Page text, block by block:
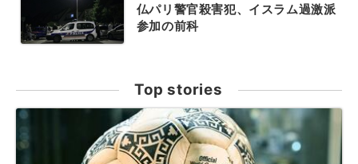
仏パリ警官殺害犯、イスラム過激派
参加の前科
Top stories